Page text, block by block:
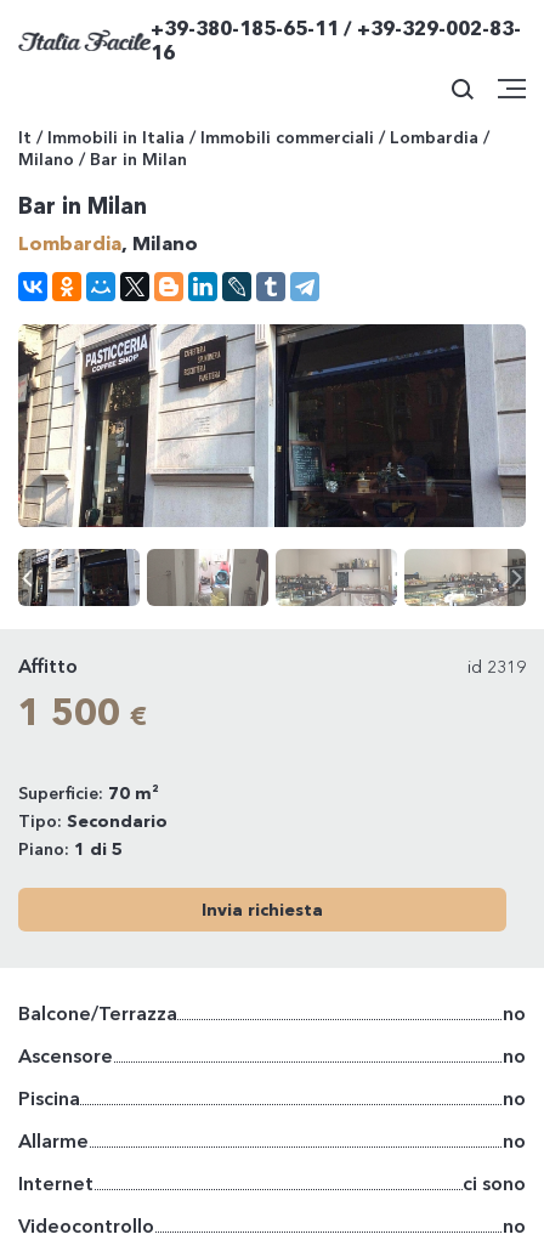
+39-380-185-65-11 / +39-329-002-83-
16
It / Immobili in Italia / Immobili commerciali / Lombardia /
Milano / Bar in Milan
Bar in Milan
Lombardia, Milano
Affitto id 2319
1 500 €
Superficie: 70 m²
Tipo: Secondario
Piano: 1 di 5
Invia richiesta
Balcone/Terrazza
no
Ascensore
no
Piscina
no
Allarme
no
Internet
ci sono
Videocontrollo
no